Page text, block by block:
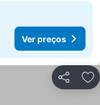
Ver preços
Partilhar